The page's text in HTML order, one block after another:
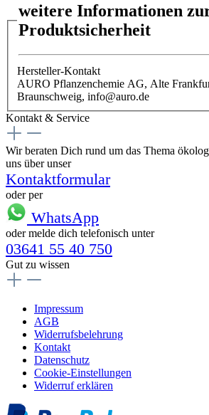
weitere Informationen
Produktsicherheit
Hersteller-Kontakt
AURO Pflanzenchemie AG, Alte
Braunschweig, info@auro.de
Kontakt & Service
Wir beraten Dich rund um das Thema
uns über unser
Kontaktformular
oder per
WhatsApp
oder melde dich telefonisch unter
03641 55 40 750
Gut zu wissen
Impressum
AGB
Widerrufsbelehrung
Kontakt
Datenschutz
Cookie-Einstellungen
Widerruf erklären